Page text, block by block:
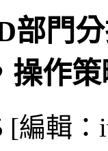
部門
操作
[編輯：